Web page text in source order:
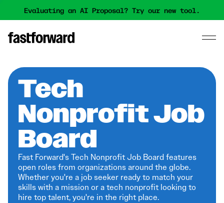
Evaluating an AI Proposal? Try our new tool.
Tech
Nonprofit Job
Board
Fast Forward's Tech Nonprofit Job Board features
open roles from organizations around the globe.
Whether you're a job seeker ready to match your
skills with a mission or a tech nonprofit looking to
hire top talent, you're in the right place.